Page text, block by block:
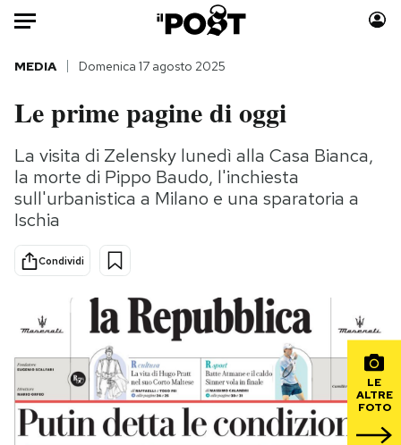
Auto
HOME
Italia
Mondo
Politica
Tecnologia
Internet
Scienza
Cultura
Economia
Sport
Moda
Libri
Consumismi
Europa
Altrecose
Mondiali calcio 2026
PODCAST
MEDIA Domenica 17 agosto 2025
Le prime pagine di oggi
La visita di Zelensky lunedì alla Casa Bianca,
la morte di Pippo Baudo, l'inchiesta
sull'urbanistica a Milano e una sparatoria a
Ischia
Condividi
LE
ALTRE
FOTO